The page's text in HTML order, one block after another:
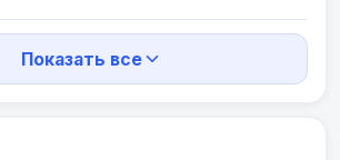
Показать все